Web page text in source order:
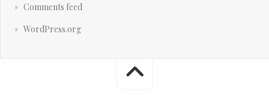
Comments feed
WordPress.org